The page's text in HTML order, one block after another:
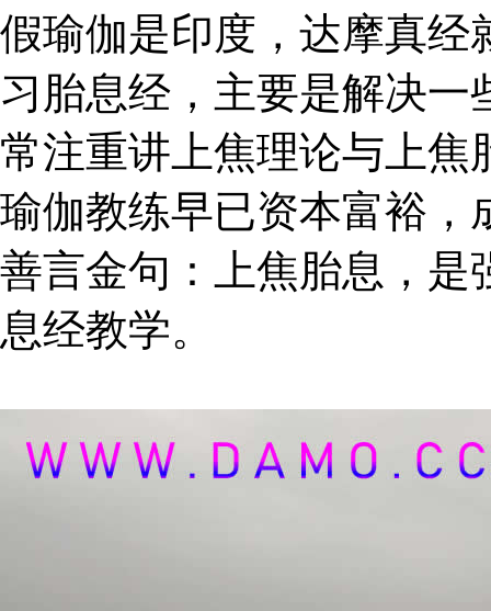
假瑜伽是印度，达摩真经
习胎息经，主要是解决
常注重讲上焦理论与上焦
瑜伽教练早已资本富裕，
善言金句：上焦胎息，是
息经教学。